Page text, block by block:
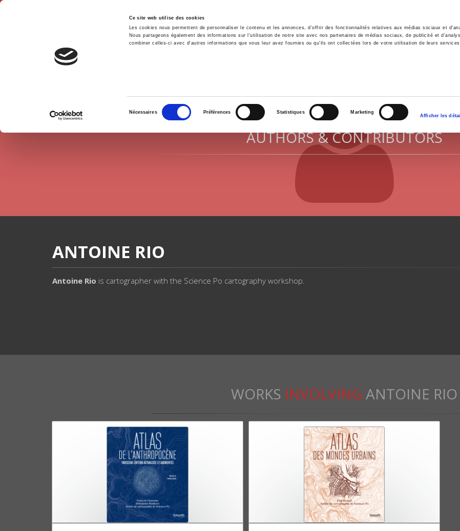
Ce site web utilise des cookies
Les cookies nous permettent de personnaliser le contenu et les annonces, d'offrir des fonctionnalités relatives aux médias sociaux et
Nous partageons également des informations sur l'utilisation de notre site avec nos partenaires de médias sociaux, de publicité et
combiner celles-ci avec d'autres informations que vous leur avez fournies ou qu'ils ont collectées lors de votre utilisation de leurs
consentement
Nécessaires Préférences Statistiques Marketing
Afficher les
Home Environment History International
AUTHORS & CONTRIBUTORS
ANTOINE RIO
Antoine Rio is cartographer with the Science Po cartography workshop.
WORKS INVOLVING ANTOINE RIO